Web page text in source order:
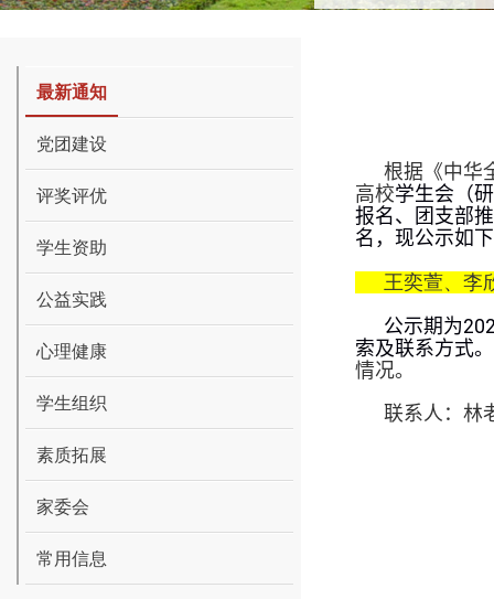
最新通知
党团建设
评奖评优
学生资助
公益实践
心理健康
学生组织
素质拓展
家委会
常用信息
根据《中华
高校学生会（
报名、团支部
名，现公示如
王奕萱、李
公示期为
索及联系方式
情况。
联系人：林